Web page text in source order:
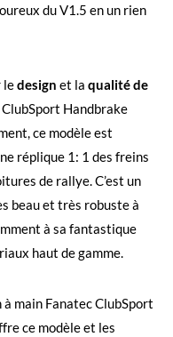
du V1.5 en un rien
ledesign et la qualité de
Handbrake
ce modèle est
réplique 1: 1 des freins
de rallye. C’est un
beau et très robuste à
à sa fantastique
haut de gamme.
main Fanatec ClubSport
ce modèle et les